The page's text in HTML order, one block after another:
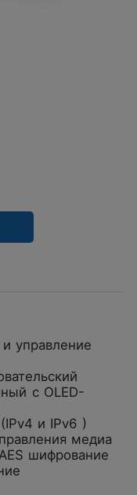
управление
с OLED-
и IPv6 )
медиа
шифрование